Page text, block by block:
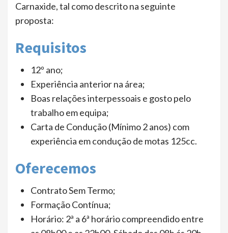
Carnaxide, tal como descrito na seguinte
proposta:
Requisitos
12º ano;
Experiência anterior na área;
Boas relações interpessoais e gosto pelo
trabalho em equipa;
Carta de Condução (Mínimo 2 anos) com
experiência em condução de motas 125cc.
Oferecemos
Contrato Sem Termo;
Formação Contínua;
Horário: 2ª a 6ª horário compreendido entre